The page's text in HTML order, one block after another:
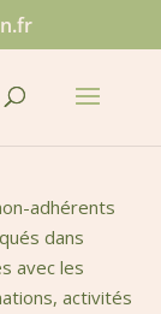
adhérents
dans
avec les
activités